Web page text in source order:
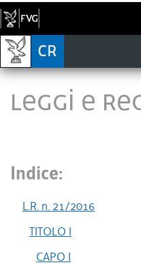
LEGGI E
Indice:
L.R. n. 21/2016
TITOLO I
CAPO I